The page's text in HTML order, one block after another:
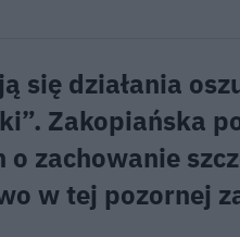
się działania
Zakopiańska
zachowanie
w tej pozornej